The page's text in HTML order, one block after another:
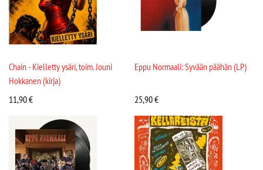
Chain - Kielletty ysäri, toim. Jouni
Hokkanen (kirja)
11,90€
Eppu Normaali: Syvään päähän (LP)
25,90€